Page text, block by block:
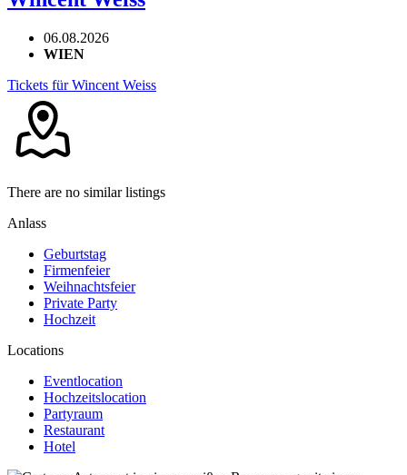
06.08.2026
WIEN
Tickets für Wincent Weiss
There are no similar listings
Anlass
Geburtstag
Firmenfeier
Weihnachtsfeier
Private Party
Hochzeit
Locations
Eventlocation
Hochzeitslocation
Partyraum
Restaurant
Hotel